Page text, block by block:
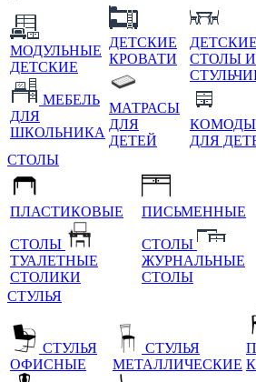
МОДУЛЬНЫЕ
ДЕТСКИЕ
МЕБЕЛЬ
ДЛЯ
ШКОЛЬНИКА
ДЕТСКИЕ
КРОВАТИ
МАТРАСЫ
ДЛЯ
ДЕТЕЙ
ДЕТСКИЕ
СТОЛЫ И
КОМОДЫ
ДЛЯ
СТОЛЫ
ПЛАСТИКОВЫЕ
СТОЛЫ
ТУАЛЕТНЫЕ
СТОЛИКИ
ПИСЬМЕННЫЕ
СТОЛЫ
ЖУРНАЛЬНЫЕ
СТОЛЫ
СТУЛЬЯ
СТУЛЬЯ
ОФИСНЫЕ
СТУЛЬЯ
МЕТАЛЛИЧЕСКИЕ